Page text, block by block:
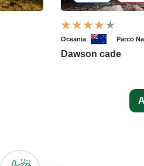
Oceania Parco
Dawson cade